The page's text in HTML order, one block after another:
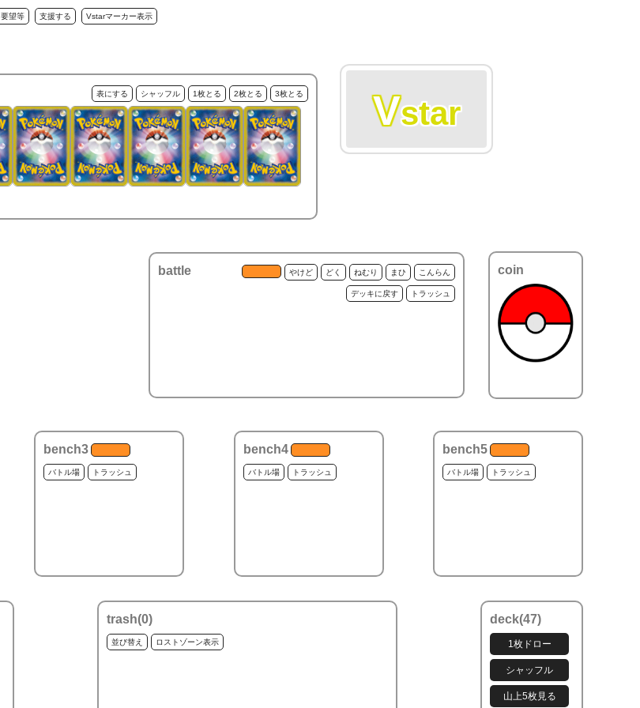
要望等 支援する Vstarマーカー表示
表にする シャッフル 1枚とる 2枚とる 3枚とる Vstar
battle やけど どく ねむり まひ こんらん
デッキに戻す トラッシュ
coin
bench3
バトル場 トラッシュ
bench4
バトル場 トラッシュ
bench5
バトル場 トラッシュ
trash(0)
並び替え ロストゾーン表示
deck(47)